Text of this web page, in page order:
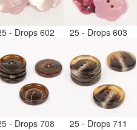
- Drops 602 25 - Drops 603
- Drops 708 25 - Drops 711